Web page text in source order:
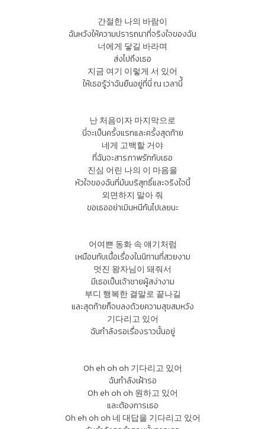
간절한 나의 바람이
ฉันหวังให้ความปรารถนาที่จริงใจของฉัน
너에게 닿길 바라며
ส่งไปถึงเธอ
지금 여기 이렇게 서 있어
ให้เธอรู้ว่าฉันยืนอยู่ที่นี่ ณ เวลานี้้
난 처음이자 마지막으로
นี่จะเป็นครั้งแรกและครั้งสุดท้าย
네게 고백할 거야
ที่ฉันจะสารภาพรักกับเธอ
진심 어린 나의 이 마음을
หัวใจของฉันที่มันบริสุทธิ์และจริงใจนี้
외면하지 말아 줘
ขอเธออย่าเมินหนีกันไปเลยนะ
어여쁜 동화 속 얘기처럼
เหมือนกับเนื้อเรื่องในนิทานที่สวยงาม
멋진 왕자님이 돼줘서
มีเธอเป็นเจ้าชายผู้สง่างาม
부디 행복한 결말로 끝나길
และสุดท้ายก็จบลงด้วยความสุขสมหวัง
기다리고 있어
ฉันกำลังรอเรื่องราวนั้นอยู่
Oh eh oh oh 기다리고 있어
ฉันกำลังเฝ้ารอ
Oh eh oh oh 원하고 있어
และต้องการเธอ
Oh eh oh oh 네 대답을 기다리고 있어